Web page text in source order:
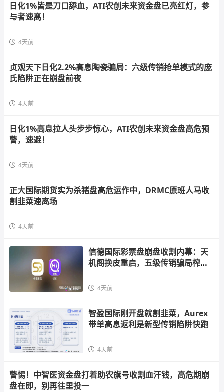
日化1%皆是刀口舔血，ATI农创未来资金盘已亮红灯，参
与者速离！
4天前
贞观天下日化2.2%高息陶瓷骗局：六级传销抢单模式的庞
氏陷阱正在崩盘前夜
4天前
日化1%高息拉人头步步惊心，ATI农创未来资金盘高危预
警，速避！
4天前
正大国际期货实为杀猪盘高危运作中，DRMC原班人马收
割韭菜速离场
4天前
信德国际彩票盘崩盘收割内幕：天
机阁换皮重启，五级传销骗局榨干
4天前
智盈国际刚开盘就割韭菜，Aurex
带单高息返利是新型传销陷阱快跑
4天前
警惕！中智医资金盘打着助农旗号收割血汗钱，高危期崩
盘在即，别再往里投一